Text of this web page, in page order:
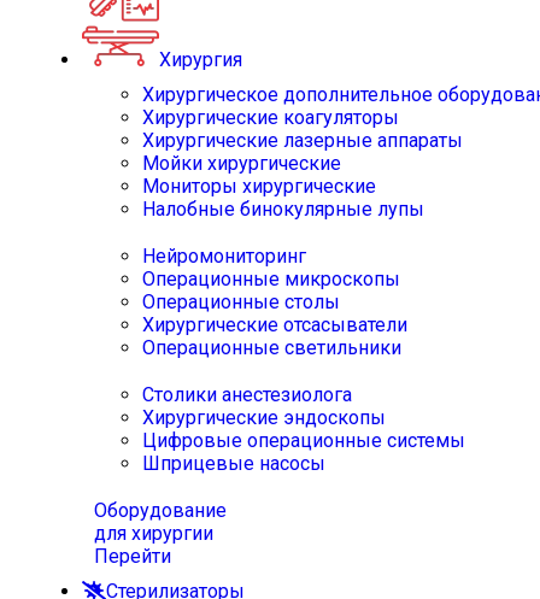
Хирургия
Хирургическое дополнительное
Хирургические коагуляторы
Хирургические лазерные аппараты
Мойки хирургические
Мониторы хирургические
Налобные бинокулярные лупы
Нейромониторинг
Операционные микроскопы
Операционные столы
Хирургические отсасыватели
Операционные светильники
Столики анестезиолога
Хирургические эндоскопы
Цифровые операционные системы
Шприцевые насосы
Оборудование
для хирургии
Перейти
Стерилизаторы